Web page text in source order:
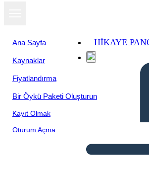
Ana Sayfa
Kaynaklar
Fiyatlandırma
Bir Öykü Paketi Oluşturun
Kayıt Olmak
Oturum Açma
HIKAYE